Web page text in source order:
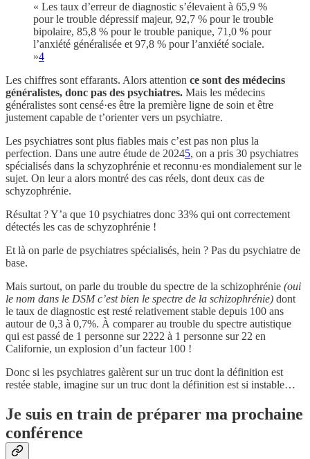
« Les taux d’erreur de diagnostic s’élevaient à 65,9 %
pour le trouble dépressif majeur, 92,7 % pour le trouble
bipolaire, 85,8 % pour le trouble panique, 71,0 % pour
l’anxiété généralisée et 97,8 % pour l’anxiété sociale.
»4
Les chiffres sont effarants. Alors attention ce sont des médecins
généralistes, donc pas des psychiatres. Mais les médecins
généralistes sont censé·es être la première ligne de soin et être
justement capable de t’orienter vers un psychiatre.
Les psychiatres sont plus fiables mais c’est pas non plus la
perfection. Dans une autre étude de 20245, on a pris 30 psychiatres
spécialisés dans la schyzophrénie et reconnu·es mondialement sur le
sujet. On leur a alors montré des cas réels, dont deux cas de
schyzophrénie.
Résultat ? Y’a que 10 psychiatres donc 33% qui ont correctement
détectés les cas de schyzophrénie !
Et là on parle de psychiatres spécialisés, hein ? Pas du psychiatre de
base.
Mais surtout, on parle du trouble du spectre de la schizophrénie (oui
le nom dans le DSM c’est bien le spectre de la schizophrénie) dont
le taux de diagnostic est resté relativement stable depuis 100 ans
autour de 0,3 à 0,7%. À comparer au trouble du spectre autistique
qui est passé de 1 personne sur 2222 à 1 personne sur 22 en
Californie, un explosion d’un facteur 100 !
Donc si les psychiatres galèrent sur un truc dont la définition est
restée stable, imagine sur un truc dont la définition est si instable…
Je suis en train de préparer ma prochaine
conférence